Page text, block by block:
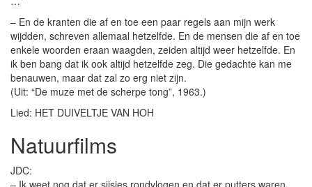
– En de kranten die af en toe een paar regels aan mijn werk
wijdden, schreven allemaal hetzelfde. En de mensen die af en toe
enkele woorden eraan waagden, zeiden altijd weer hetzelfde. En
ik ben bang dat ik ook altijd hetzelfde zeg. Die gedachte kan me
benauwen, maar dat zal zo erg niet zijn.
(Uit: “De muze met de scherpe tong”, 1963.)
Lied: HET DUIVELTJE VAN HOH
Natuurfilms
JDC:
– Ik weet nog dat er sijsjes rondvlogen en dat er putters waren.